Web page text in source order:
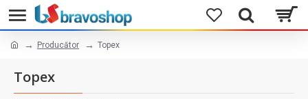
Producător Topex
Topex